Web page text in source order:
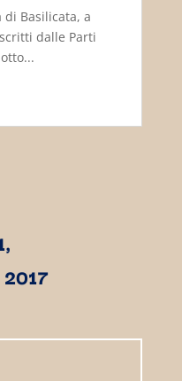
di Basilicata, a
dalle Parti
2017